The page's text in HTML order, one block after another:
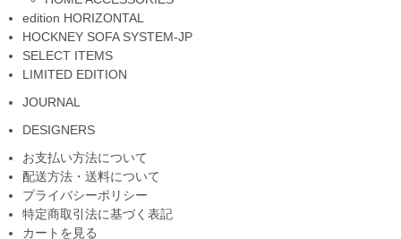
edition HORIZONTAL
HOCKNEY SOFA SYSTEM-JP
SELECT ITEMS
LIMITED EDITION
JOURNAL
DESIGNERS
お支払い方法について
配送方法・送料について
プライバシーポリシー
特定商取引法に基づく表記
カートを見る